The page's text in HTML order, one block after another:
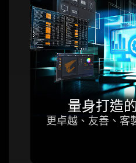
量身打造
更卓越、友善、客